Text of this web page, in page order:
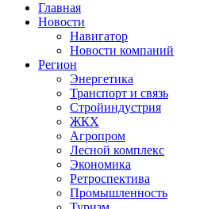
Главная
Новости
Навигатор
Новости компаний
Регион
Энергетика
Транспорт и связь
Стройиндустрия
ЖКХ
Агропром
Лесной комплекс
Экономика
Ретроспектива
Промышленность